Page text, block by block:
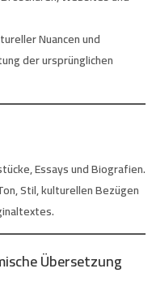
Nuancen und
der ursprünglichen
Essays und Biografien.
Stil, kulturellen Bezügen
Übersetzung